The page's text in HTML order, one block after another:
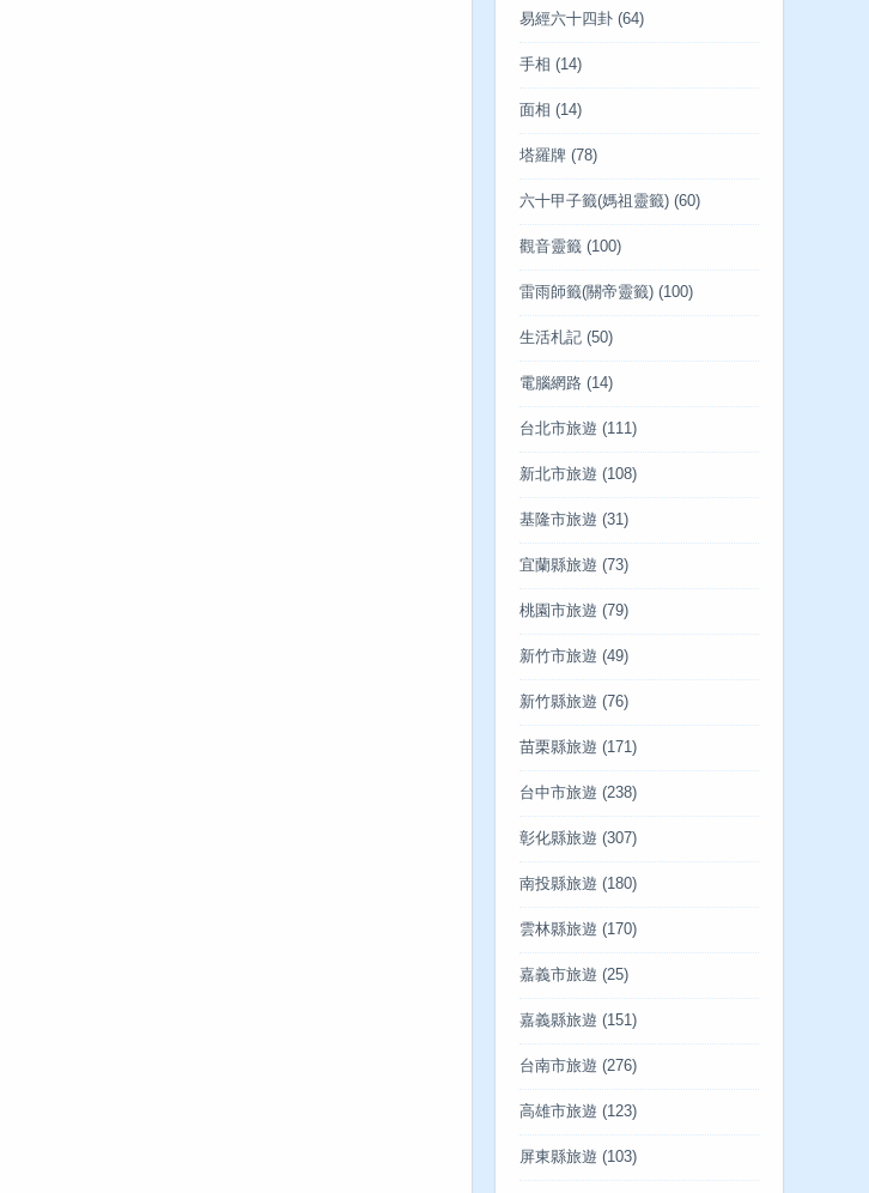
易經六十四卦 (64)
手相 (14)
面相 (14)
塔羅牌 (78)
六十甲子籤(媽祖靈籤) (60)
觀音靈籤 (100)
雷雨師籤(關帝靈籤) (100)
生活札記 (50)
電腦網路 (14)
台北市旅遊 (111)
新北市旅遊 (108)
基隆市旅遊 (31)
宜蘭縣旅遊 (73)
桃園市旅遊 (79)
新竹市旅遊 (49)
新竹縣旅遊 (76)
苗栗縣旅遊 (171)
台中市旅遊 (238)
彰化縣旅遊 (307)
南投縣旅遊 (180)
雲林縣旅遊 (170)
嘉義市旅遊 (25)
嘉義縣旅遊 (151)
台南市旅遊 (276)
高雄市旅遊 (123)
屏東縣旅遊 (103)